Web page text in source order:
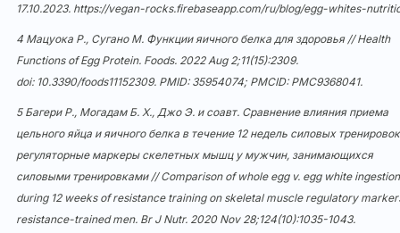
17.10.2023. https://vegan-rocks.firebaseapp.com/ru/blog/egg-whites-
4 Мацуока Р., Сугано М. Функции яичного белка для здоровья // Health
Functions of Egg Protein. Foods. 2022 Aug 2;11(15):2309.
doi: 10.3390/foods11152309. PMID: 35954074; PMCID: PMC9368041.
5 Багери Р., Могадам Б. Х., Джо Э. и соавт. Сравнение влияния приема
цельного яйца и яичного белка в течение 12 недель силовых
регуляторные маркеры скелетных мышц у мужчин, занимающихся
силовыми тренировками // Comparison of whole egg v. egg white ingestion
during 12 weeks of resistance training on skeletal muscle regulatory
resistance-trained men. Br J Nutr. 2020 Nov 28;124(10):1035-1043.